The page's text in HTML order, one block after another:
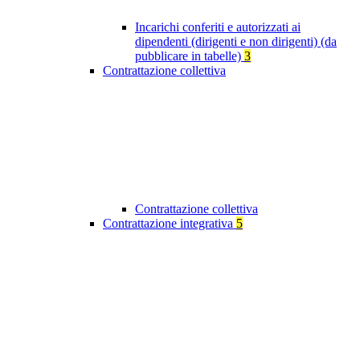
Incarichi conferiti e autorizzati ai
dipendenti (dirigenti e non dirigenti) (da
pubblicare in tabelle) 3
Contrattazione collettiva
Contrattazione collettiva
Contrattazione integrativa 5